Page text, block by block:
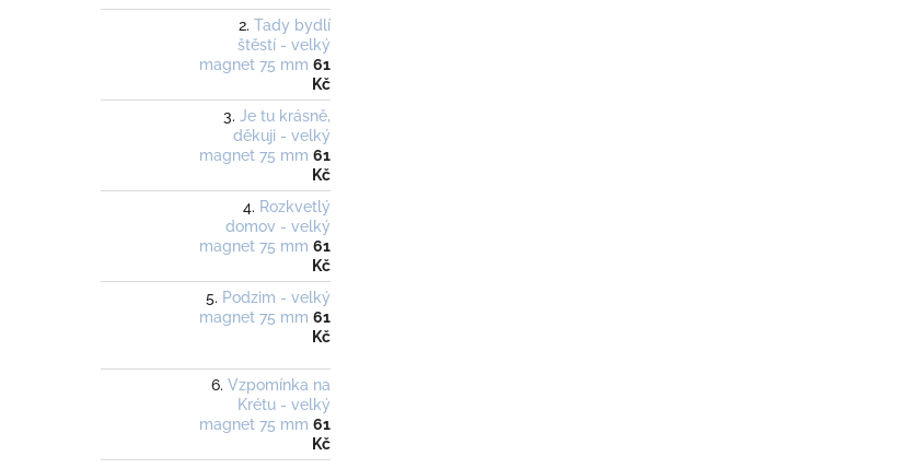
Tady bydlí
štěstí - velký
magnet 75 mm 61
Kč
Je tu krásně,
děkuji - velký
magnet 75 mm 61
Kč
Rozkvetlý
domov - velký
magnet 75 mm 61
Kč
Podzim - velký
magnet 75 mm 61
Kč
Vzpomínka na
Krétu - velký
magnet 75 mm 61
Kč